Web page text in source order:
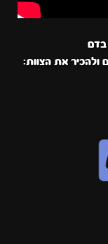
בדם
ולהכיר את הצוות: